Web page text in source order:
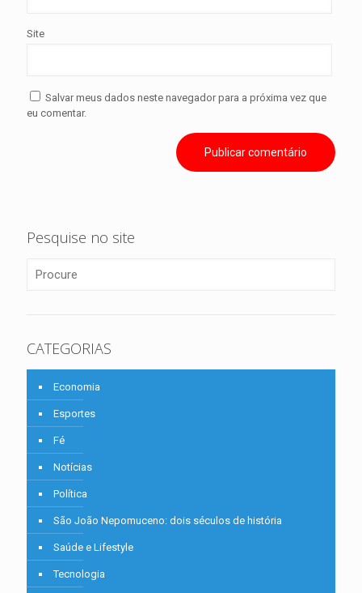
Site
Salvar meus dados neste navegador para a próxima vez que
eu comentar.
Pesquise no site
CATEGORIAS
Economia
Esportes
Fé
Notícias
Política
São João Nepomuceno: dois séculos de história
Saúde e Lifestyle
Tecnologia